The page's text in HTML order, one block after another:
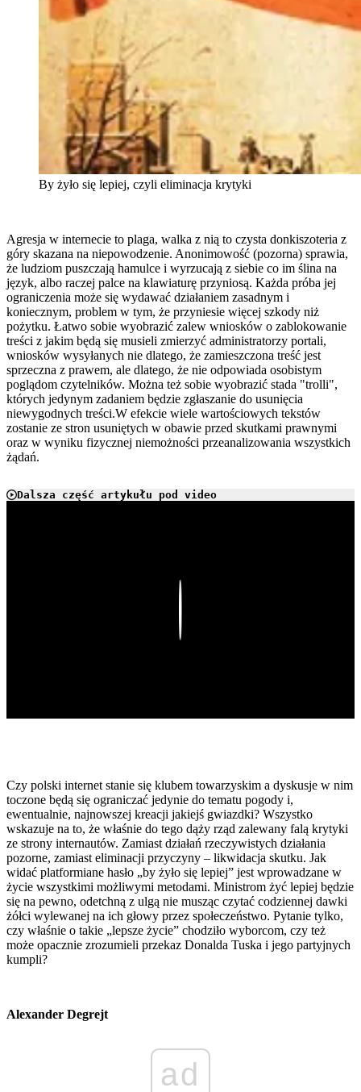
By żyło się lepiej, czyli eliminacja krytyki
Agresja w internecie to plaga, walka z nią to czysta donkiszoteria z
góry skazana na niepowodzenie. Anonimowość (pozorna) sprawia,
że ludziom puszczają hamulce i wyrzucają z siebie co im ślina na
język, albo raczej palce na klawiaturę przyniosą. Każda próba jej
ograniczenia może się wydawać działaniem zasadnym i
koniecznym, problem w tym, że przyniesie więcej szkody niż
pożytku. Łatwo sobie wyobrazić zalew wniosków o zablokowanie
treści z jakim będą się musieli zmierzyć administratorzy portali,
wniosków wysyłanych nie dlatego, że zamieszczona treść jest
sprzeczna z prawem, ale dlatego, że nie odpowiada osobistym
poglądom czytelników. Można też sobie wyobrazić stada "trolli",
których jedynym zadaniem będzie zgłaszanie do usunięcia
niewygodnych treści.W efekcie wiele wartościowych tekstów
zostanie ze stron usuniętych w obawie przed skutkami prawnymi
oraz w wyniku fizycznej niemożności przeanalizowania wszystkich
żądań.
Dalsza część artykułu pod video
Czy polski internet stanie się klubem towarzyskim a dyskusje w nim
toczone będą się ograniczać jedynie do tematu pogody i,
ewentualnie, najnowszej kreacji jakiejś gwiazdki? Wszystko
wskazuje na to, że właśnie do tego dąży rząd zalewany falą krytyki
ze strony internautów. Zamiast działań rzeczywistych działania
pozorne, zamiast eliminacji przyczyny – likwidacja skutku. Jak
widać platformiane hasło „by żyło się lepiej” jest wprowadzane w
życie wszystkimi możliwymi metodami. Ministrom żyć lepiej będzie
się na pewno, odetchną z ulgą nie musząc czytać codziennej dawki
żółci wylewanej na ich głowy przez społeczeństwo. Pytanie tylko,
czy właśnie o takie „lepsze życie” chodziło wyborcom, czy też
może opacznie zrozumieli przekaz Donalda Tuska i jego partyjnych
kumpli?
Alexander Degrejt
ad